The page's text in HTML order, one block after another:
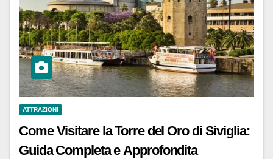
ATTRAZIONI
Come Visitare la Torre del Oro di Siviglia:
Guida Completa e Approfondita